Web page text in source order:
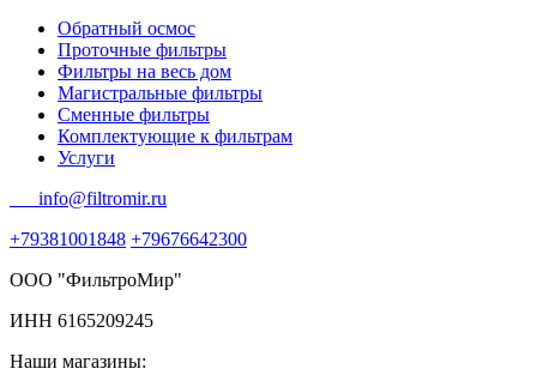
Обратный осмос
Проточные фильтры
Фильтры на весь дом
Магистральные фильтры
Сменные фильтры
Комплектующие к фильтрам
Услуги
info@filtromir.ru
+79381001848 +79676642300
ООО "ФильтроМир"
ИНН 6165209245
Наши магазины: